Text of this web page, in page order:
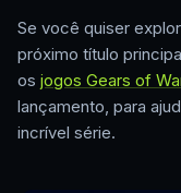
Se você quiser
próximo título
os jogos Gears of
lançamento, para
incrível série.